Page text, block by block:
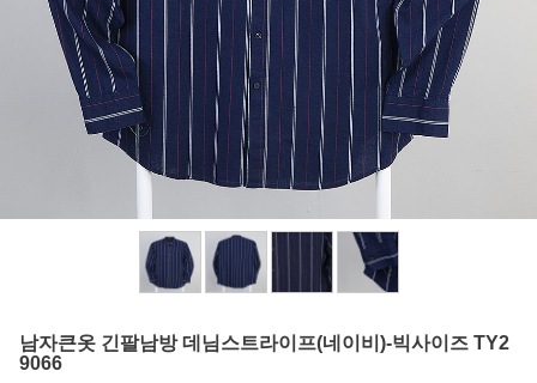
남자큰옷 긴팔남방 데님스트라이프(네이비)-빅사이즈 TY2
9066